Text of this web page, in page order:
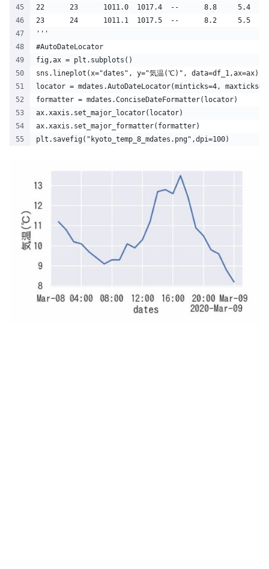
'''
#AutoDateLocator
fig,ax = plt.subplots()
sns.lineplot(x="dates", y="気温(℃)", data=df_1,ax=ax)
locator = mdates.AutoDateLocator(minticks=4,
formatter = mdates.ConciseDateFormatter(locator)
ax.xaxis.set_major_locator(locator)
ax.xaxis.set_major_formatter(formatter)
plt.savefig("kyoto_temp_8_mdates.png",dpi=100)